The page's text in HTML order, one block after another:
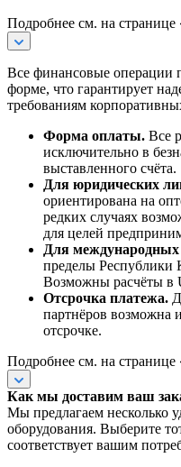
Подробнее см. на странице
Все финансовые операции
форме, что гарантирует
требованиям
Форма оплаты. Все
исключительно в
выставленного счёта.
Для юридических
ориентирована на
редких случаях
для целей
Для международных
пределы Республики
Возможны расчёты в
Отсрочка платежа.
партнёров возможна
отсрочке.
Подробнее см. на странице
Как мы доставим ваш
Мы предлагаем несколько
оборудования. Выберите
соответствует вашим